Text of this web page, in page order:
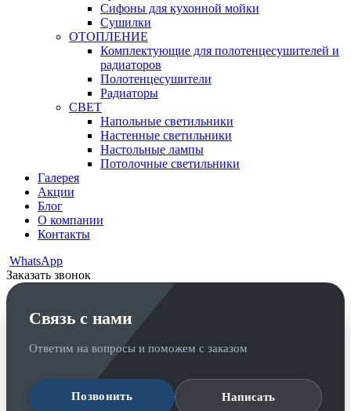
Сифоны для кухонной мойки
Сушилки
ОТОПЛЕНИЕ
Комплектующие для полотенцесушителей и
радиаторов
Полотенцесушители
Радиаторы
СВЕТ
Напольные светильники
Настенные светильники
Настольные лампы
Потолочные светильники
Галерея
Акции
Блог
О компании
Контакты
WhatsApp
Заказать звонок
Связь с нами
Ответим на вопросы и поможем с заказом
Позвонить Написать